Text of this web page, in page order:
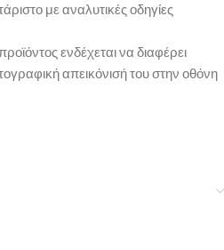
με αναλυτικές οδηγίες
ενδέχεται να διαφέρει
απεικόνισή του στην οθόνη